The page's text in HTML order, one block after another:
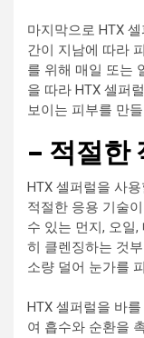
마지막으로 HTX
간이 지남에 따라
를 위해 매일 또는
을 따라 HTX 셀퍼
보이는 피부를 만
– 적절한
HTX 셀퍼럴을 사
적절한 응용 기술
수 있는 먼지, 오일
히 클렌징하는 것
소량 덜어 눈가를
HTX 셀퍼럴을 바
여 흡수와 순환을